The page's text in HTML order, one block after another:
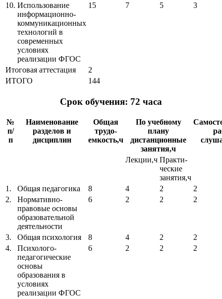
10. Использование
информационно-
коммуникационных
технологий в
современных
условиях
реализации ФГОС
15 7 5 3
Итоговая аттестация
2
ИТОГО
144
Срок обучения: 72 часа
№
п/
п
Наименование
разделов и
дисциплин
Общая
трудо-
емкость,ч
По учебному
плану
дистанционные
занятия,ч
Лекции,ч Практи-
ческие
занятия,ч
1.
Общая педагогика 8 4 2
2
2.
Нормативно-
правовые основы
образовательной
деятельности
6 2 2 2
3. Общая психология 8 4 2
2
4.
Психолого-
педагогические
основы
образования в
условиях
реализации ФГОС
6 2 2 2